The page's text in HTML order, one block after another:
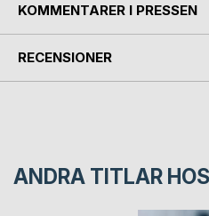
KOMMENTARER I PRESSEN
RECENSIONER
ANDRA TITLAR HOS